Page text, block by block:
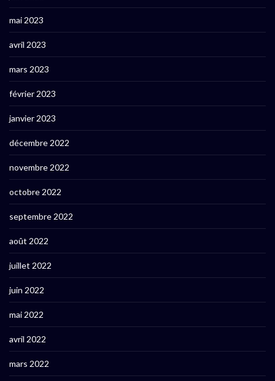
mai 2023
avril 2023
mars 2023
février 2023
janvier 2023
décembre 2022
novembre 2022
octobre 2022
septembre 2022
août 2022
juillet 2022
juin 2022
mai 2022
avril 2022
mars 2022